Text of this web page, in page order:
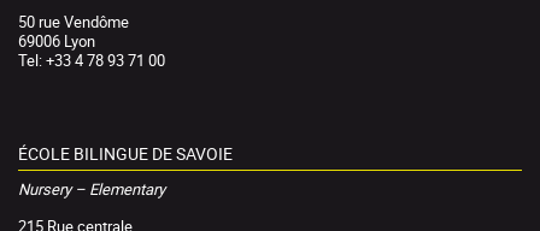
50 rue Vendôme
69006 Lyon
Tel: +33 4 78 93 71 00
ÉCOLE BILINGUE DE SAVOIE
Nursery – Elementary
215 Rue centrale